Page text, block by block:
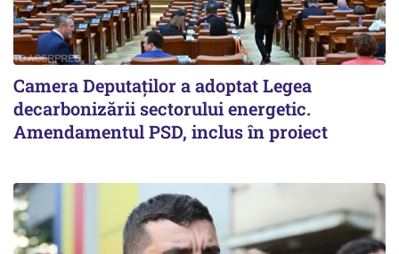
Camera Deputaților a adoptat Legea
decarbonizării sectorului energetic.
Amendamentul PSD, inclus în proiect